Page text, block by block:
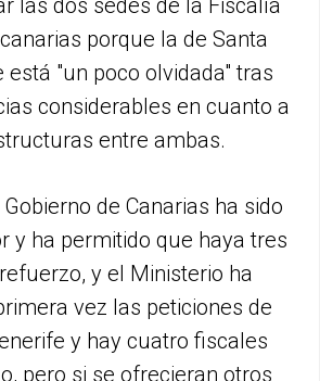
las dos sedes de la Fiscalía
porque la de Santa
está "un poco olvidada" tras
considerables en cuanto a
entre ambas.
de Canarias ha sido
y ha permitido que haya tres
y el Ministerio ha
vez las peticiones de
y hay cuatro fiscales
pero si se ofrecieran otros